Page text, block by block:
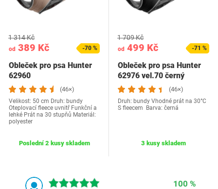
od 389 Kč
1 314 Kč
-70 %
Obleček pro psa Hunter
62960
(46×)
Velikost: 50 cm Druh: bundy
Oteplovací fleece uvnitř Funkční a
lehké Prát na 30 stupňů Materiál:
polyester
Poslední 2 kusy skladem
od 499 Kč
1 709 Kč
-71 %
Obleček pro psa Hunter
62976 vel.70 černý
(46×)
Druh: bundy Vhodné prát na 30°C
S fleecem Barva: černá
3 kusy skladem
100 %